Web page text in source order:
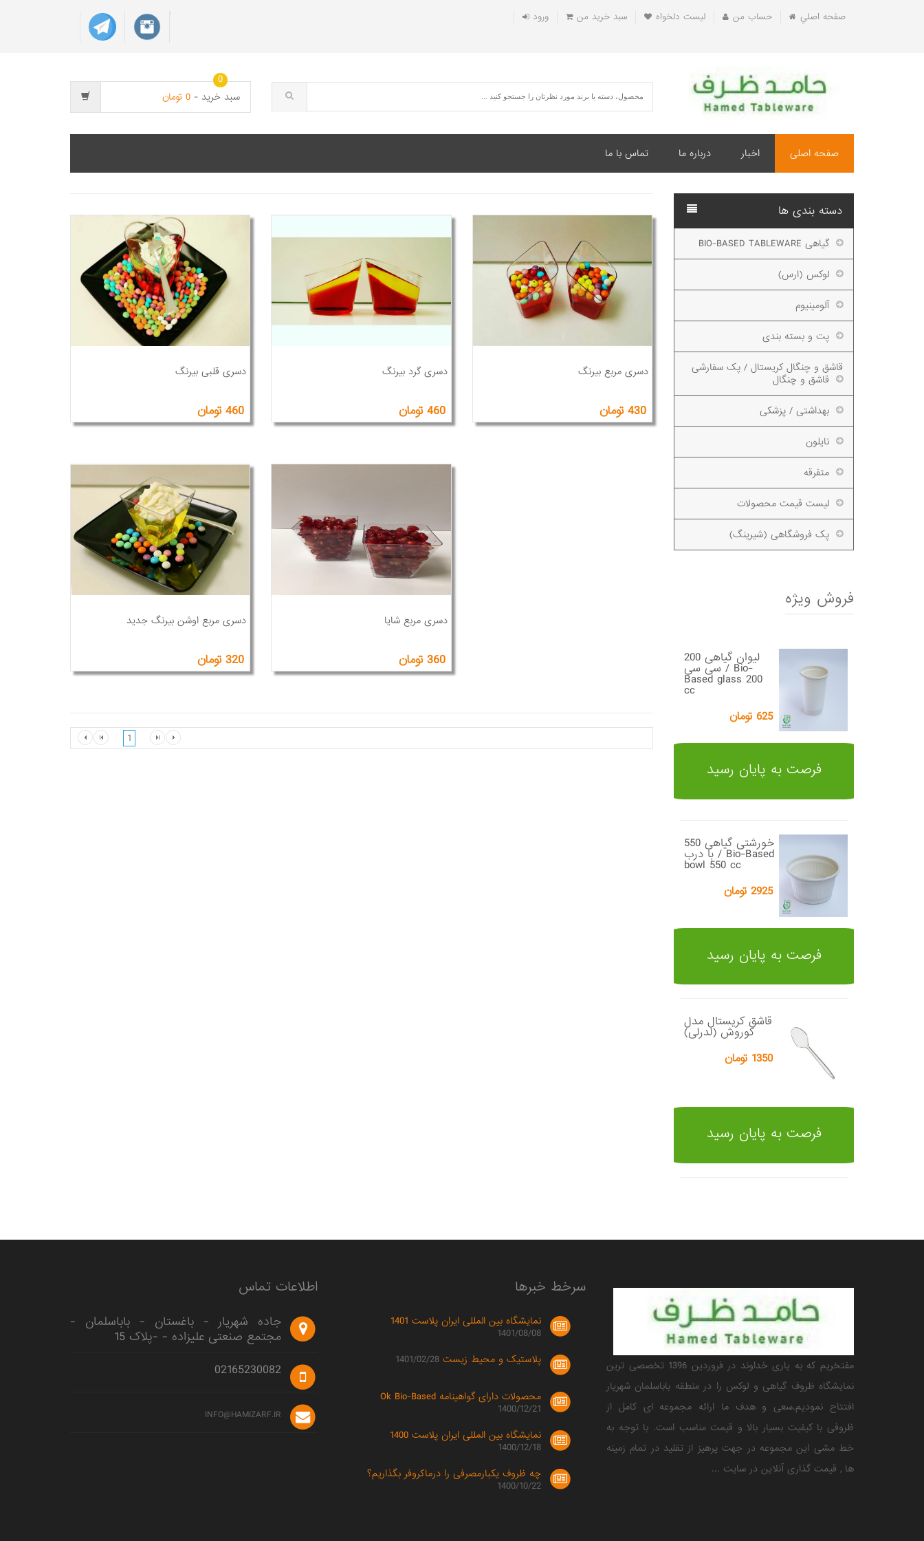
صفحه اصلي حساب من ليست دلخواه سبد خريد من ورود
سبد خريد - 0 تومان
0
صفحه اصلی اخبار درباره ما تماس با ما
دسته بندی ها
گیاهی BIO-BASED TABLEWARE
لوکس (ارس)
آلومینیوم
پت و بسته بندی
قاشق و چنگال کریستال / پک سفارشی
قاشق و چنگال
بهداشتی / پزشکی
نایلون
متفرقه
لیست قیمت محصولات
پک فروشگاهی (شیرینگ)
فروش ویژه
لیوان گیاهی 200
سی سی / Bio-
Based glass 200
cc
625 تومان
فرصت به پایان رسید
خورشتی گیاهی 550
با درب / Bio-Based
bowl 550 cc
2925 تومان
فرصت به پایان رسید
قاشق کریستال مدل
کوروش (لدرلی)
1350 تومان
فرصت به پایان رسید
دسری قلبی بیرنگ
460 تومان
دسری گرد بیرنگ
460 تومان
دسری مربع بیرنگ
430 تومان
دسری مربع اوشن بیرنگ جدید
320 تومان
دسری مربع شایا
360 تومان
1
مفتخریم که به یاری خداوند در فروردین 1396 تخصصی ترین
نمایشگاه ظروف گیاهی و لوکس را در منطقه باباسلمان شهریار
افتتاح نمودیم.سعی و هدف ما ارائه مجموعه ای کامل از
ظروفی با کیفیت بسیار بالا و قیمت مناسب است. با توجه به
خط مشی این مجموعه در جهت پرهیز از تقلید در تمام زمینه
ها , قیمت گذاری آنلاین در سایت ...
سرخط خبرها
نمایشگاه بین المللی ایران پلاست 1401
1401/08/08
پلاستیک و محیط زیست 1401/02/28
محصولات دارای گواهینامه Ok Bio-Based
1400/12/21
نمایشگاه بین المللی ایران پلاست 1400
1400/12/18
چه ظروف یکبارمصرفی را درماکروفر بگذاریم؟
1400/10/22
اطلاعات تماس
جاده شهریار - باغستان - باباسلمان -
مجتمع صنعتی علیزاده - -پلاک 15
02165230082
INFO@HAMIZARF.IR